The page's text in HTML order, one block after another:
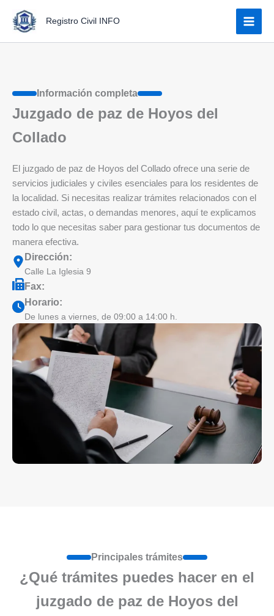
contenido
Registro Civil INFO
Información completa
Juzgado de paz de Hoyos del
Collado
El juzgado de paz de Hoyos del Collado ofrece una serie de
servicios judiciales y civiles esenciales para los residentes de
la localidad. Si necesitas realizar trámites relacionados con el
estado civil, actas, o demandas menores, aquí te explicamos
todo lo que necesitas saber para gestionar tus documentos de
manera efectiva.
Dirección:
Calle La Iglesia 9
Fax:
Horario:
De lunes a viernes, de 09:00 a 14:00 h.
Principales trámites
¿Qué trámites puedes hacer en el
juzgado de paz de Hoyos del